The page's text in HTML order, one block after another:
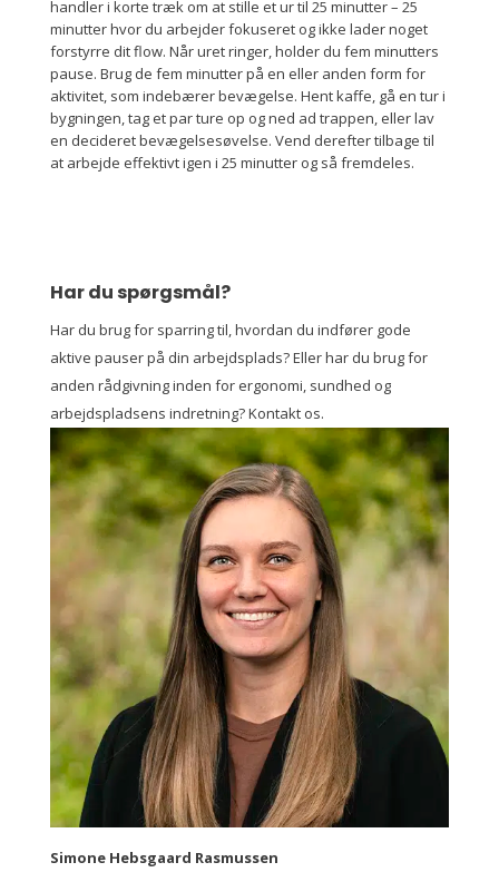
handler i korte træk om at stille et ur til 25 minutter – 25
minutter hvor du arbejder fokuseret og ikke lader noget
forstyrre dit flow. Når uret ringer, holder du fem minutters
pause. Brug de fem minutter på en eller anden form for
aktivitet, som indebærer bevægelse. Hent kaffe, gå en tur i
bygningen, tag et par ture op og ned ad trappen, eller lav
en decideret bevægelsesøvelse. Vend derefter tilbage til
at arbejde effektivt igen i 25 minutter og så fremdeles.
Har du spørgsmål?
Simone Hebsgaard Rasmussen
Har du brug for sparring til, hvordan du indfører gode
aktive pauser på din arbejdsplads? Eller har du brug for
anden rådgivning inden for ergonomi, sundhed og
arbejdspladsens indretning? Kontakt os.